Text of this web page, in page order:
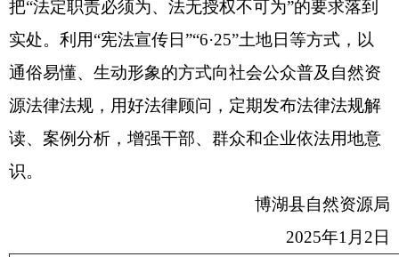
把“法定职责必须为、法无授权不可为”的要求落到
实处。利用“宪法宣传日”“6·25”土地日等方式，以
通俗易懂、生动形象的方式向社会公众普及自然资
源法律法规，用好法律顾问，定期发布法律法规解
读、案例分析，增强干部、群众和企业依法用地意
识。
博湖县自然资源局
2025年1 月 2 日